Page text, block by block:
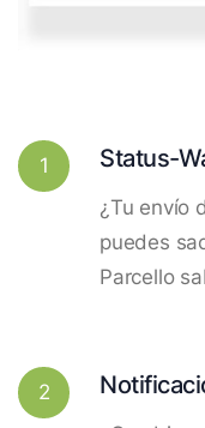
1 Status-
¿Tu envío
puedes
Parcello
2